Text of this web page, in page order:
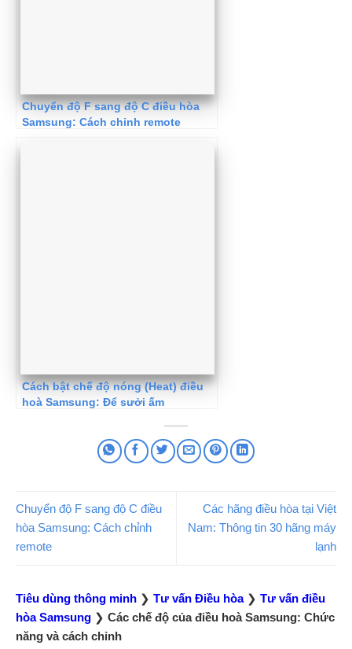
Chuyển độ F sang độ C điều hòa
Samsung: Cách chỉnh remote
Cách bật chế độ nóng (Heat) điều
hoà Samsung: Để sưởi ấm
Chuyển độ F sang độ C điều
hòa Samsung: Cách chỉnh
remote
Các hãng điều hòa tại Việt
Nam: Thông tin 30 hãng máy
lạnh
Tiêu dùng thông minh ❯ Tư vấn Điều hòa❯ Tư vấn điều
hòa Samsung ❯ Các chế độ của điều hoà Samsung: Chức
năng và cách chỉnh